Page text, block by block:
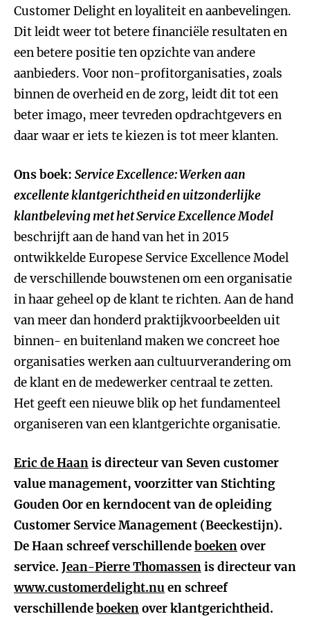
Customer Delight en loyaliteit en aanbevelingen.
Dit leidt weer tot betere financiële resultaten en
een betere positie ten opzichte van andere
aanbieders. Voor non-profitorganisaties, zoals
binnen de overheid en de zorg, leidt dit tot een
beter imago, meer tevreden opdrachtgevers en
daar waar er iets te kiezen is tot meer klanten.
Ons boek: Service Excellence: Werken aan
excellente klantgerichtheid en uitzonderlijke
klantbeleving met het Service Excellence Model
beschrijft aan de hand van het in 2015
ontwikkelde Europese Service Excellence Model
de verschillende bouwstenen om een organisatie
in haar geheel op de klant te richten. Aan de hand
van meer dan honderd praktijkvoorbeelden uit
binnen- en buitenland maken we concreet hoe
organisaties werken aan cultuurverandering om
de klant en de medewerker centraal te zetten.
Het geeft een nieuwe blik op het fundamenteel
organiseren van een klantgerichte organisatie.
Eric de Haanis directeur van Seven customer
value management, voorzitter van Stichting
Gouden Oor en kerndocent van de opleiding
Customer Service Management (Beeckestijn).
De Haan schreef verschillendeboekenover
service. Jean-Pierre Thomassenis directeur van
www.customerdelight.nuen schreef
verschillendeboekenover klantgerichtheid.